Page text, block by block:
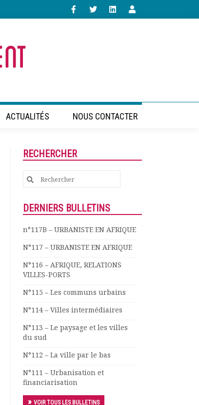
ACTUALITÉS NOUS CONTACTER
RECHERCHER
Search
for:
DERNIERS BULLETINS
n°117B – URBANISTE EN AFRIQUE
N°117 – URBANISTE EN AFRIQUE
N°116 – AFRIQUE, RELATIONS
VILLES-PORTS
N°115 – Les communs urbains
N°114 – Villes intermédiaires
N°113 – Le paysage et les villes
du sud
N°112 – La ville par le bas
N°111 – Urbanisation et
financiarisation
VOIR TOUS LES BULLETINS